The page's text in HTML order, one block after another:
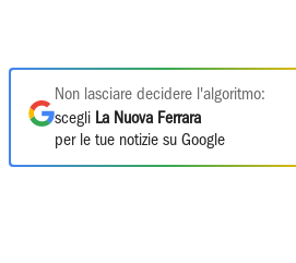
Non lasciare decidere l'algoritmo:
scegli La Nuova Ferrara
per le tue notizie su Google